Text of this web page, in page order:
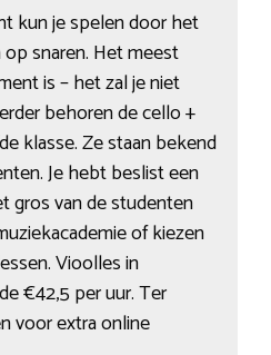
kun je spelen door het
snaren. Het meest
is – het zal je niet
behoren de cello +
klasse. Ze staan bekend
Je hebt beslist een
gros van de studenten
of kiezen
Vioolles in
€42,5 per uur. Ter
voor extra online